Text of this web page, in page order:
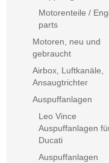
Motorenteile /
parts
Motoren, neu und
gebraucht
Airbox, Luftkanäle,
Ansaugtrichter
Auspuffanlagen
Leo Vince
Auspuffanlagen
Ducati
Auspuffanlagen